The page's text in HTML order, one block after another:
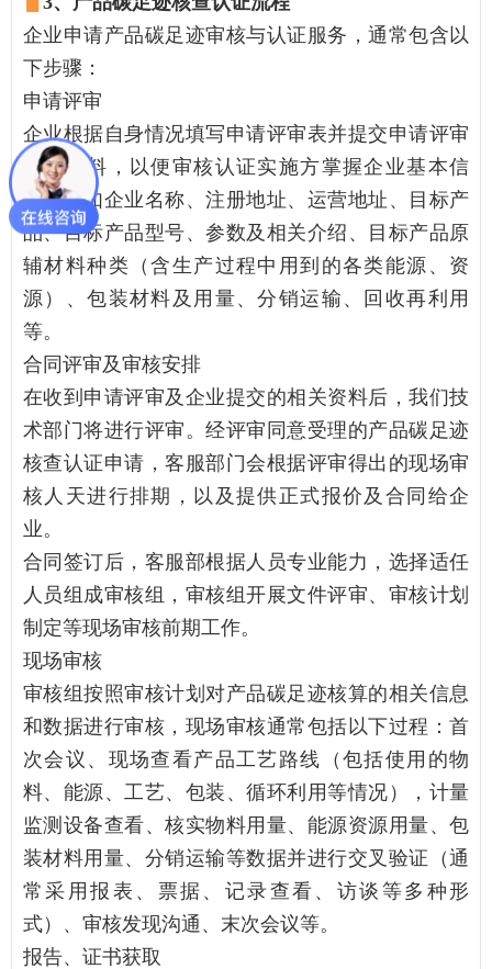
企业申请产品碳足迹审核与认证服务，通常包含以
下步骤：
申请评审
企业根据自身情况填写申请评审表并提交申请评审
所需资料，以便审核认证实施方掌握企业基本信
息，例如企业名称、注册地址、运营地址、目标产
品、目标产品型号、参数及相关介绍、目标产品原
辅材料种类（含生产过程中用到的各类能源、资
源）、包装材料及用量、分销运输、回收再利用
等。
合同评审及审核安排
在收到申请评审及企业提交的相关资料后，我们技
术部门将进行评审。经评审同意受理的产品碳足迹
核查认证申请，客服部门会根据评审得出的现场审
核人天进行排期，以及提供正式报价及合同给企
业。
合同签订后，客服部根据人员专业能力，选择适任
人员组成审核组，审核组开展文件评审、审核计划
制定等现场审核前期工作。
现场审核
审核组按照审核计划对产品碳足迹核算的相关信息
和数据进行审核，现场审核通常包括以下过程：首
次会议、现场查看产品工艺路线（包括使用的物
料、能源、工艺、包装、循环利用等情况），计量
监测设备查看、核实物料用量、能源资源用量、包
装材料用量、分销运输等数据并进行交叉验证（通
常采用报表、票据、记录查看、访谈等多种形
式）、审核发现沟通、末次会议等。
报告、证书获取